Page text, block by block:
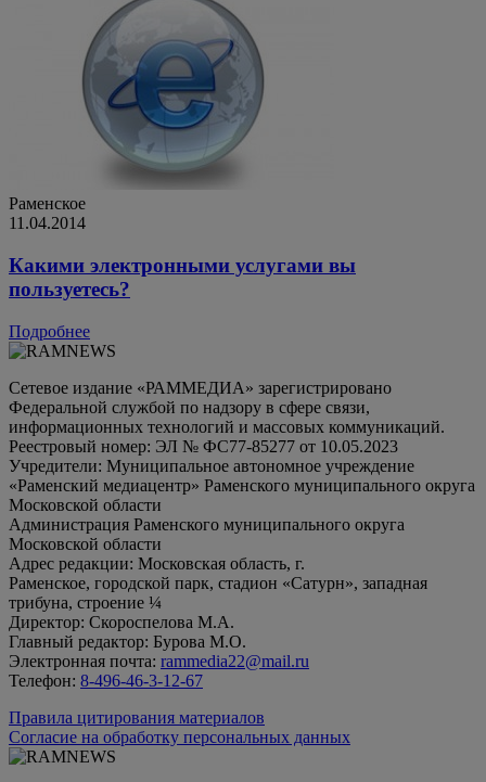
Раменское
11.04.2014
Какими электронными услугами вы
пользуетесь?
Подробнее
Сетевое издание «РАММЕДИА» зарегистрировано
Федеральной службой по надзору в сфере связи,
информационных технологий и массовых коммуникаций.
Реестровый номер: ЭЛ № ФС77-85277 от 10.05.2023
Учредители: Муниципальное автономное учреждение
«Раменский медиацентр» Раменского муниципального округа
Московской области
Администрация Раменского муниципального округа
Московской области
Адрес редакции: Московская область, г.
Раменское, городской парк, стадион «Сатурн», западная
трибуна, строение ¼
Директор: Скороспелова М.А.
Главный редактор: Бурова М.О.
Электронная почта: rammedia22@mail.ru
Телефон: 8-496-46-3-12-67
Правила цитирования материалов
Согласие на обработку персональных данных